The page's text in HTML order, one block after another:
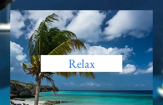
Relax